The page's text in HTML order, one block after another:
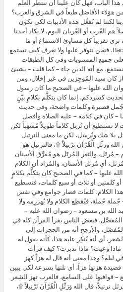
الباب، فهل كان علينا أن ننتظر العلم
هؤلاء الأفاضل طبعاً في الشرق والغرب؟
لكننا لم نُفعِّل هذه الأدبيات لكي تكون
العُرب أو العُربان اليوم، لا يكاد أحدنا
تقريباً كل مساوئ الاستماع أو ما
يُعرَف بالاستماع السيء Bad listening، فنحن نتوفر عليها ولا نعرف كيف نستمع
فعلى جميع المستويات وفي كل الطبقات
مع أنه الدين جاء – كما قلت – بشيئ
كان سيد المُوجِزين في غير إخلال، ومن
الله عليها – في الصحيح ما كان رسول
كسردكم، إنما كان يتكلَّم بكلامٍ بيّنٍ
قصيرة وكلمات واضحة، وفي حديث
– كان في كلامه – عليه الصلاة وأفضل
لا تستطيع أن تُرتِل كلاماً طويلاً مُسهَباً لكن
بلا شك ويُرسَل، لكن ما معنى الترتيل
وَرَتِّلِ الْقُرْآنَ تَرْتِيلاً ۩، فالترتيل هو
– مُرتَل، والثغر المُرتَل هو مُفرَّق الأسنان
أي مُرتَل الأسنان، والمُراد أن الكلام
عليها – كما في الصحيح كان يتكلَّم بكلامٍ
كلمتين أو ثلاث أو سبع كلمات، فتسطيع
الكلام، كلمات قصار جوامع وفي نفس
جُملة جُملة، فيُقطِع الكلام ولا يُهزرِمه ولا
الله بن مسعود – رضوان الله عليه –
فبعض الناس يقرأ القرآن كله في
والأرجح أنه من الحجرات إلى
أي أنه يُنكِر عليه هذا، كأنه يقول له
ماذا وعيت؟ ماذا تدبرت؟ كيف قرأت
وهذا معنى أنه قال له هزاً كهز
هزتها هزاً، أي تلتها بسرعة لكي يبين
– قوافيها على السامع، فالعرب تهز الشعر
ترتيلاً، قال الله وَرَتِّلِ الْقُرْآنَ تَرْتِيلاً ۩،